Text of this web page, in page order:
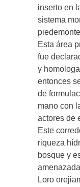
inserto en
sistema
Esta área
fue
y
entonces
de
mano con
actores de
Este
riqueza
bosque y
Loro